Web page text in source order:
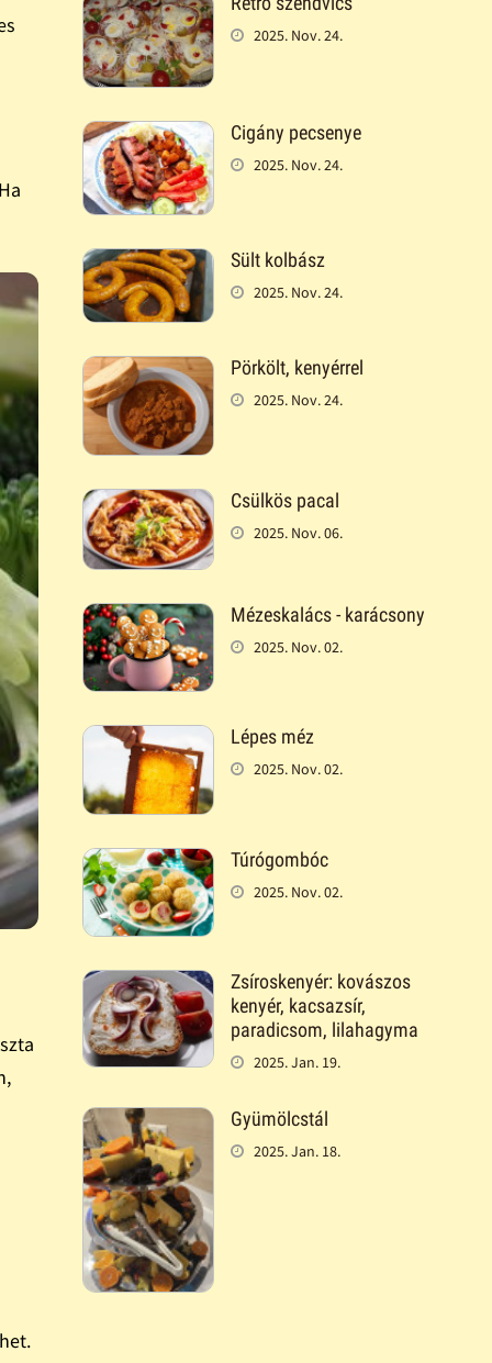
2025. Nov. 24.
Cigány pecsenye
2025. Nov. 24.
Sült kolbász
2025. Nov. 24.
Pörkölt, kenyérrel
2025. Nov. 24.
Csülkös pacal
2025. Nov. 06.
Mézeskalács - karácsony
2025. Nov. 02.
Lépes méz
2025. Nov. 02.
Túrógombóc
2025. Nov. 02.
Zsíroskenyér: kovászos
kenyér, kacsazsír,
paradicsom, lilahagyma
2025. Jan. 19.
Gyümölcstál
2025. Jan. 18.